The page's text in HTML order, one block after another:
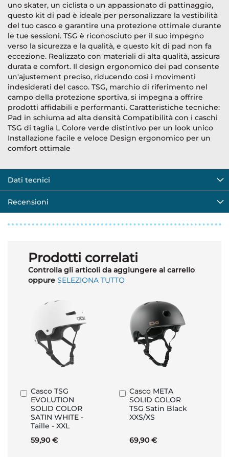
uno skater, un ciclista o un appassionato di pattinaggio,
questo kit di pad è ideale per personalizzare la vestibilità
del tuo casco e garantire una protezione ottimale durante
le tue sessioni. TSG è riconosciuto per il suo impegno
verso la sicurezza e la qualità, e questo kit di pad non fa
eccezione. Realizzato con materiali di alta qualità, assicura
durata e comfort. Il design ergonomico dei pad consente
un'ajustement preciso, riducendo così i movimenti
indesiderati del casco. TSG, marchio di riferimento nel
campo della protezione sportiva, si impegna a offrire
prodotti affidabili e performanti. Caratteristiche tecniche:
Pad in schiuma ad alta densità Compatibilità con i caschi
TSG di taglia L Colore verde distintivo per un look unico
Installazione facile e veloce Design ergonomico per un
comfort ottimale
Dati tecnici
Recensioni
Prodotti correlati
Controlla gli articoli da aggiungere al carrello
oppure SELEZIONA TUTTO
Casco TSG
EVOLUTION
SOLID COLOR
SATIN WHITE -
Taille - XXL
59,90 €
Aggiungi
al
Carrello
Casco META
SOLID COLOR
TSG Satin Black
XXS/XS
69,90 €
Aggiungi
al
Carrello